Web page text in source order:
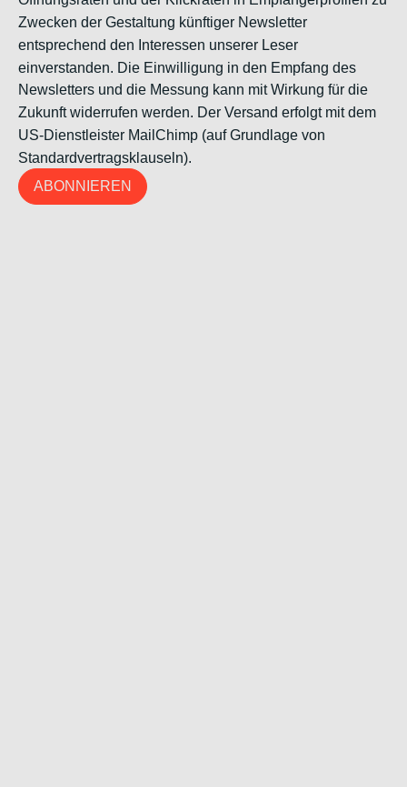
Zwecken der Gestaltung künftiger Newsletter
entsprechend den Interessen unserer Leser
einverstanden. Die Einwilligung in den Empfang des
Newsletters und die Messung kann mit Wirkung für die
Zukunft widerrufen werden. Der Versand erfolgt mit dem
US-Dienstleister MailChimp (auf Grundlage von
Standardvertragsklauseln).
ABONNIEREN